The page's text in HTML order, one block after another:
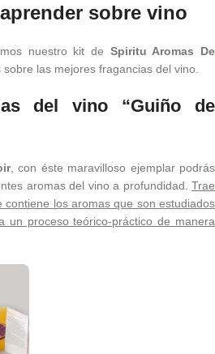
sobre vino
nuestro kit de Spiritu Aromas De
sobre las mejores fragancias del vino.
del vino “Guiño de
, con éste maravilloso ejemplar podrás
aromas del vino a profundidad. Trae
contiene los aromas que son estudiados
un proceso teórico-práctico de manera